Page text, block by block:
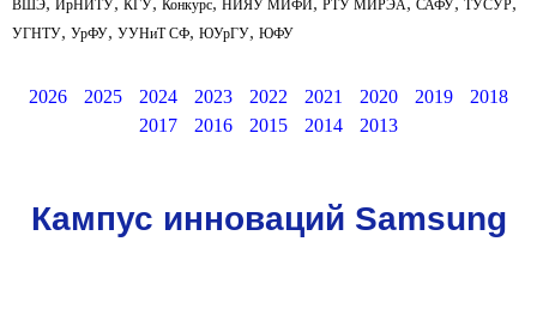
ВШЭ ИрНИТУ КГУ Конкурс НИЯУ МИФИ РТУ МИРЭА САФУ ТУСУР
УГНТУ, УрФУ, УУНиТ СФ, ЮУрГУ, ЮФУ
2026 2025 2024 2023 2022 2021 2020 2019
2018
2017
2016 2015 2014 2013
Кампус инноваций Samsung